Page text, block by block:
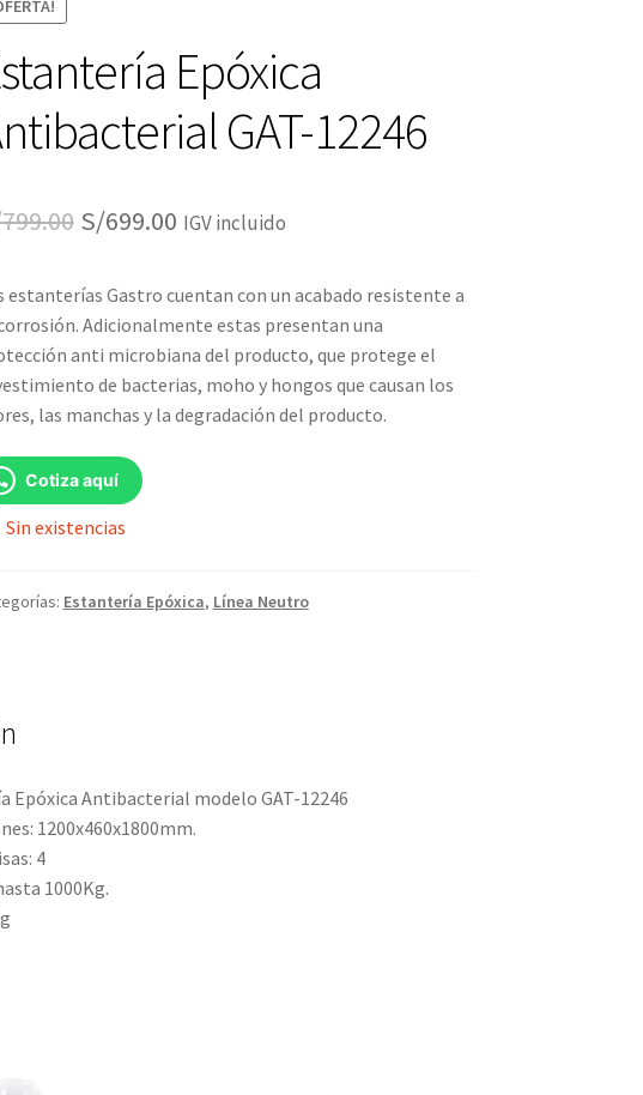
Epóxica
GAT-12246
799.00 El
original
era:
S/799.00.
S/699.00El
actual
es:
S/699.00.
IGV incluido
estanterías Gastro cuentan con un acabado resistente a
Adicionalmente estas presentan una
anti microbiana del producto, que protege el
de bacterias, moho y hongos que causan los
las manchas y la degradación del producto.
Cotiza aquí
Sin existencias
Estantería Epóxica, Línea Neutro
Epóxica Antibacterial modelo GAT-12246
1200x460x1800mm.
4
1000Kg.